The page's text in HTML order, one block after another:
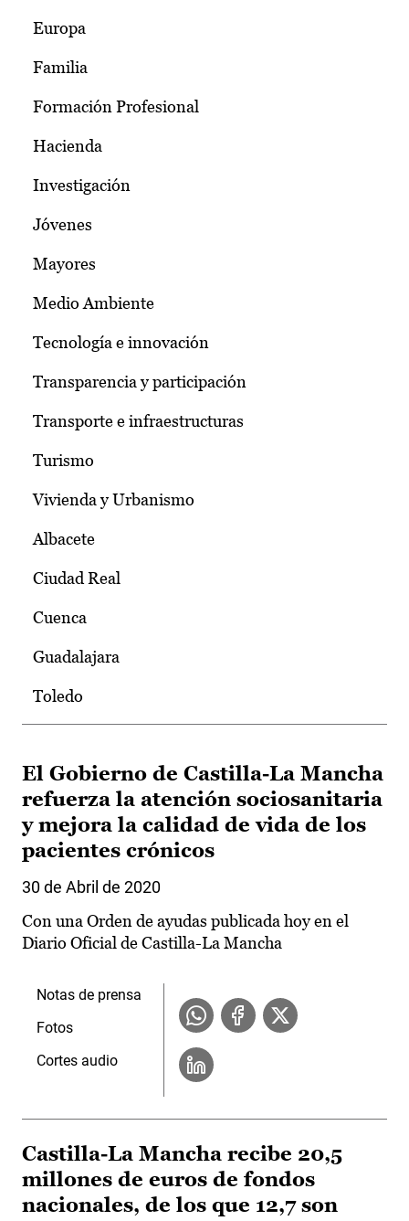
Europa
Familia
Formación Profesional
Hacienda
Investigación
Jóvenes
Mayores
Medio Ambiente
Tecnología e innovación
Transparencia y participación
Transporte e infraestructuras
Turismo
Vivienda y Urbanismo
Albacete
Ciudad Real
Cuenca
Guadalajara
Toledo
El Gobierno de Castilla-La Mancha
refuerza la atención sociosanitaria
y mejora la calidad de vida de los
pacientes crónicos
30 de Abril de 2020
Con una Orden de ayudas publicada hoy en el
Diario Oficial de Castilla-La Mancha
Notas de prensa
Fotos
Cortes audio
Castilla-La Mancha recibe 20,5
millones de euros de fondos
nacionales, de los que 12,7 son